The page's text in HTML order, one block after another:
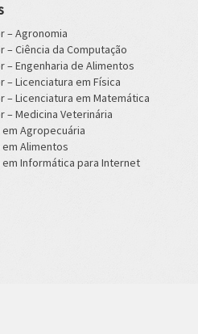
– Agronomia
– Ciência da Computação
– Engenharia de Alimentos
– Licenciatura em Física
– Licenciatura em Matemática
– Medicina Veterinária
em Agropecuária
em Alimentos
em Informática para Internet